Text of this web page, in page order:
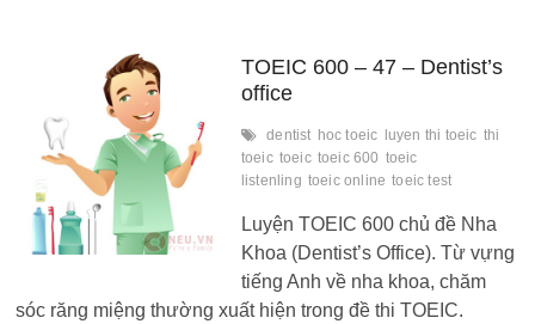
Health
Insurance
TOEIC 600 – 47 – Dentist’s
office
dentist hoc toeic luyen thi toeic thi
toeic toeic toeic 600 toeic
listenling toeic online toeic test
Luyện TOEIC 600 chủ đề Nha
Khoa (Dentist’s Office). Từ vựng
tiếng Anh về nha khoa, chăm
sóc răng miệng thường xuất hiện trong đề thi TOEIC.